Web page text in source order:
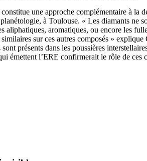
une approche complémentaire à
à Toulouse. « Les diamants
aliphatiques, aromatiques, ou encore les
sur ces autres composés »
présents dans les poussières
émettent l’ERE confirmerait le rôle de